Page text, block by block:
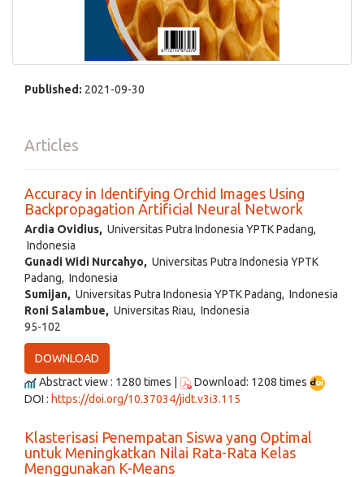
Published: 2021-09-30
Articles
Accuracy in Identifying Orchid Images Using
Backpropagation Artificial Neural Network
Ardia Ovidius, Universitas Putra Indonesia YPTK Padang,
Indonesia
Gunadi Widi Nurcahyo, Universitas Putra Indonesia YPTK
Padang, Indonesia
Sumijan, Universitas Putra Indonesia YPTK Padang, Indonesia
Roni Salambue, Universitas Riau, Indonesia
95-102
DOWNLOAD
Abstract view : 1280 times |
Download: 1208 times
DOI : https://doi.org/10.37034/jidt.v3i3.115
Klasterisasi Penempatan Siswa yang Optimal
untuk Meningkatkan Nilai Rata-Rata Kelas
Menggunakan K-Means